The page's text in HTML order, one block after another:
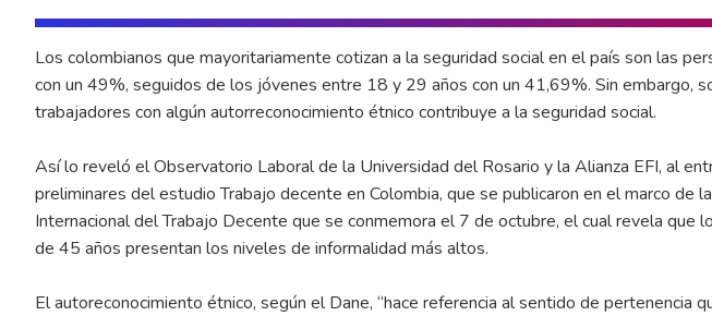
Los colombianos que mayoritariamente cotizan a la seguridad social en el país son las
con un 49%, seguidos de los jóvenes entre 18 y 29 años con un 41,69%. Sin embargo,
trabajadores con algún autorreconocimiento étnico contribuye a la seguridad social.
Así lo reveló el Observatorio Laboral de la Universidad del Rosario y la Alianza EFI, al
preliminares del estudio Trabajo decente en Colombia, que se publicaron en el marco de
Internacional del Trabajo Decente que se conmemora el 7 de octubre, el cual revela que
de 45 años presentan los niveles de informalidad más altos.
El autoreconocimiento étnico, según el Dane, “hace referencia al sentido de pertenencia